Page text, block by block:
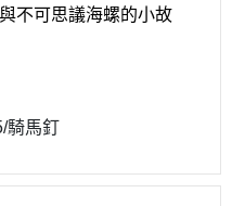
不可思議海螺的小故
騎馬釘